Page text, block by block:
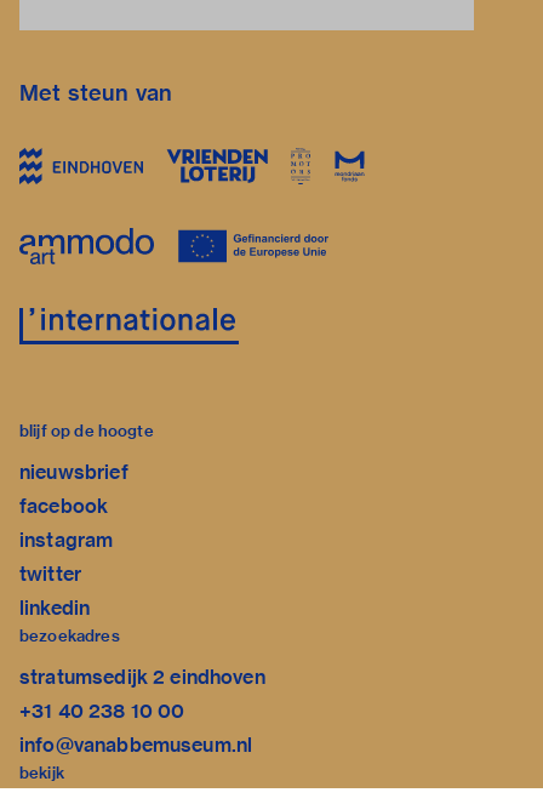
Met steun van
blijf op de hoogte
nieuwsbrief
facebook
instagram
twitter
linkedin
bezoekadres
stratumsedijk 2 eindhoven
+31 40 238 10 00
info@vanabbemuseum.nl
bekijk